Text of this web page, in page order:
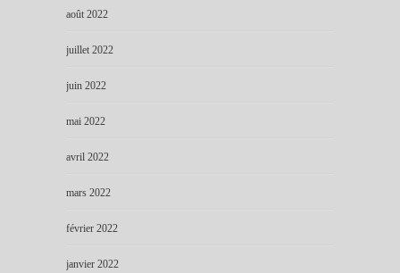
août 2022
juillet 2022
juin 2022
mai 2022
avril 2022
mars 2022
février 2022
janvier 2022